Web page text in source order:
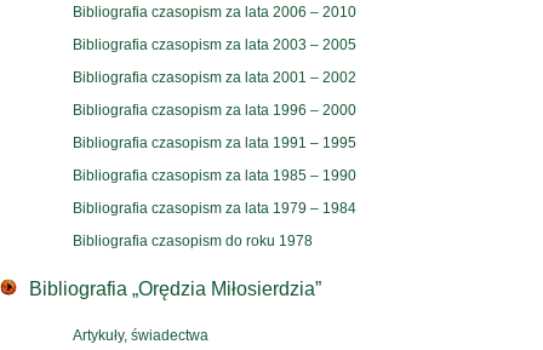
Bibliografia czasopism za lata 2006 – 2010
Bibliografia czasopism za lata 2003 – 2005
Bibliografia czasopism za lata 2001 – 2002
Bibliografia czasopism za lata 1996 – 2000
Bibliografia czasopism za lata 1991 – 1995
Bibliografia czasopism za lata 1985 – 1990
Bibliografia czasopism za lata 1979 – 1984
Bibliografia czasopism do roku 1978
Bibliografia „Orędzia Miłosierdzia”
Artykuły, świadectwa